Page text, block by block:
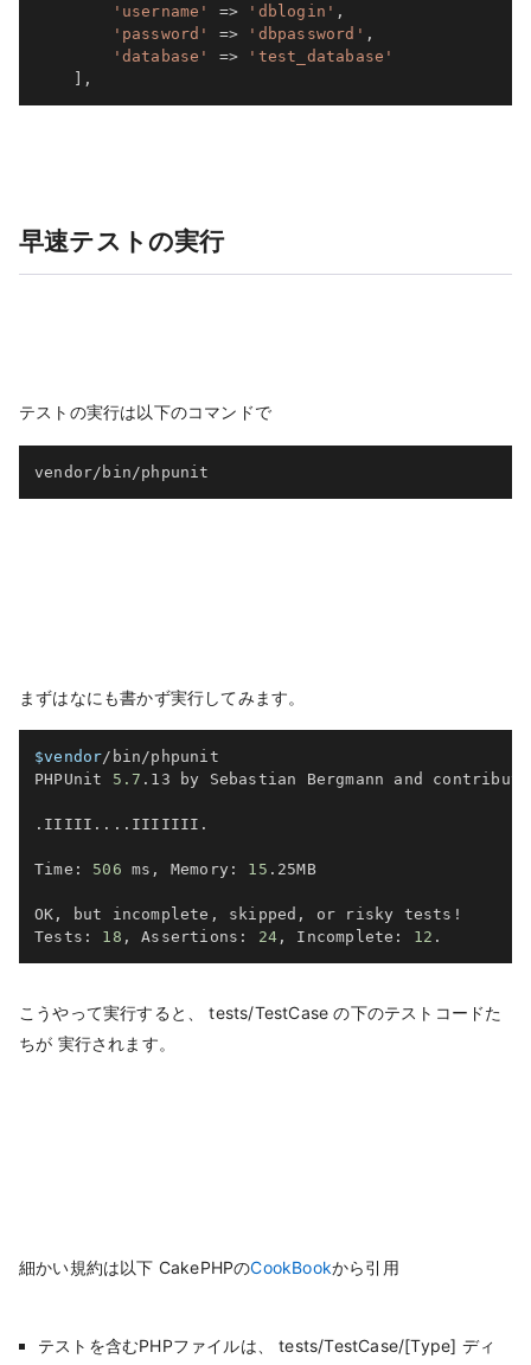
'username'
=> 'dblogin' ,
'password'
=> 'dbpassword' ,
'database'
=>
'test_database'
,
早速テストの実行
テストの実行は以下のコマンドで
vendor/bin/phpunit
まずはなにも書かず実行してみます。
$vendor/bin/phpunit
PHPUnit 5.7 .13 by Sebastian Bergmann and
.IIIII .. ..
Time: 506 ms, Memory: 15 .25MB
OK, but incomplete, skipped, or risky tests !
Tests: 18 , Assertions: 24 , Incomplete: 12
こうやって実行すると、 tests/TestCase の下のテストコードた
ちが 実行されます。
細かい規約は以下 CakePHPのCookBookから引用
テストを含むPHPファイルは、 tests/TestCase/[Type] ディ